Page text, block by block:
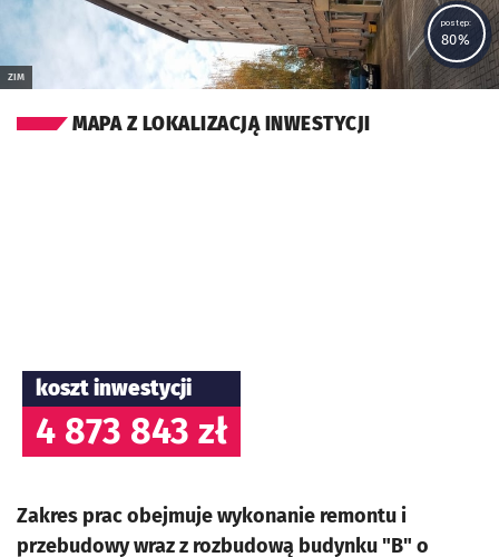
ZIM
postęp:
80%
MAPA Z LOKALIZACJĄ INWESTYCJI
koszt inwestycji
4 873 843 zł
Zakres prac obejmuje wykonanie remontu i
przebudowy wraz z rozbudową budynku "B" o